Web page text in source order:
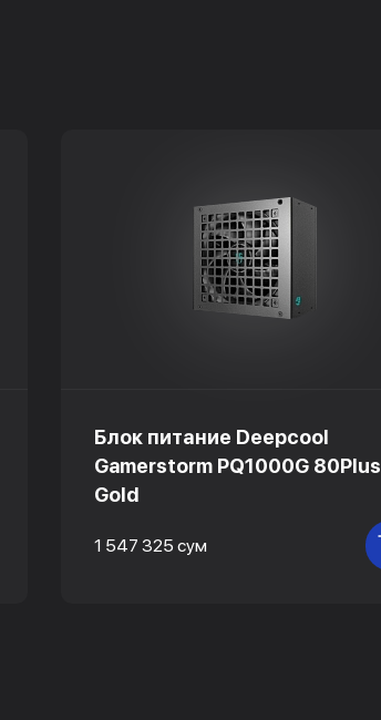
КОРЗИНУ
Блок питание Deepcool
Gamerstorm PQ1000G 80Plus
Gold
1 547 325 сум